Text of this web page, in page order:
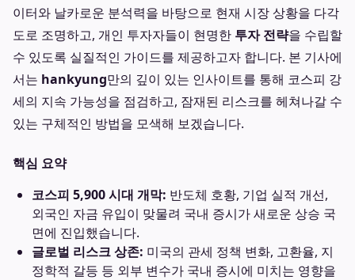
이터와 날카로운 분석력을 바탕으로 현재 시장 상황을 다각
도로 조명하고, 개인 투자자들이 현명한 투자 전략을 수립할
수 있도록 실질적인 가이드를 제공하고자 합니다. 본 기사에
서는 hankyung만의 깊이 있는 인사이트를 통해 코스피 강
세의 지속 가능성을 점검하고, 잠재된 리스크를 헤쳐나갈 수
있는 구체적인 방법을 모색해 보겠습니다.
핵심 요약
코스피 5,900 시대 개막: 반도체 호황, 기업 실적 개선,
외국인 자금 유입이 맞물려 국내 증시가 새로운 상승 국
면에 진입했습니다.
글로벌 리스크 상존: 미국의 관세 정책 변화, 고환율, 지
정학적 갈등 등 외부 변수가 국내 증시에 미치는 영향을